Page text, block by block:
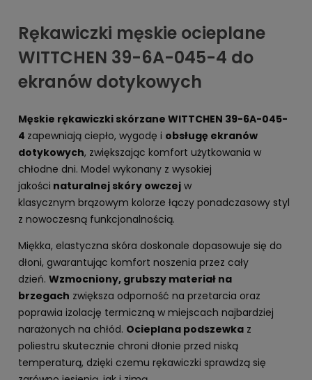
Rękawiczki męskie ocieplane
WITTCHEN 39-6A-045-4 do
ekranów dotykowych
Męskie rękawiczki skórzane WITTCHEN 39-6A-045-
4 zapewniają ciepło, wygodę i obsługę ekranów
dotykowych, zwiększając komfort użytkowania w
chłodne dni. Model wykonany z wysokiej
jakości naturalnej skóry owczej w
klasycznym brązowym kolorze łączy ponadczasowy styl
z nowoczesną funkcjonalnością.
Miękka, elastyczna skóra doskonale dopasowuje się do
dłoni, gwarantując komfort noszenia przez cały
dzień. Wzmocniony, grubszy materiał na
brzegach zwiększa odporność na przetarcia oraz
poprawia izolację termiczną w miejscach najbardziej
narażonych na chłód. Ocieplana podszewka z
poliestru skutecznie chroni dłonie przed niską
temperaturą, dzięki czemu rękawiczki sprawdzą się